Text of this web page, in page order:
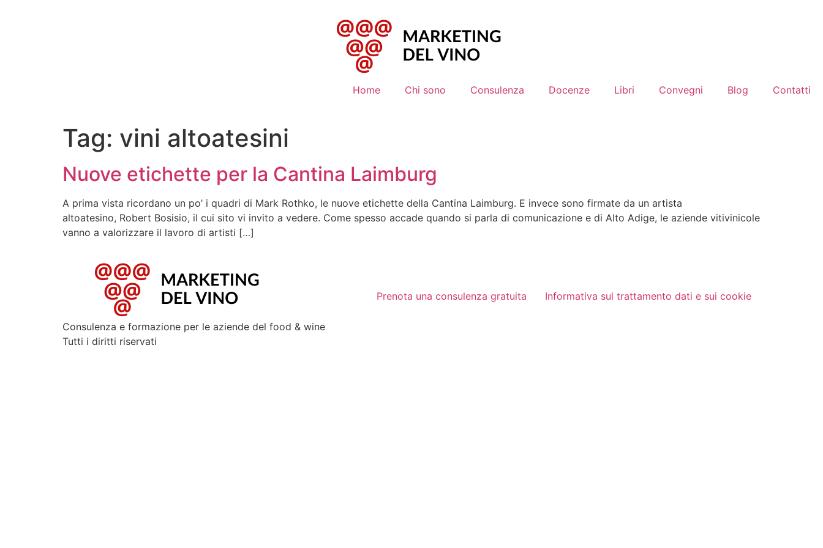
Home Chi sono Consulenza Docenze Libri Convegni Blog Contatti
Tag: vini altoatesini
Nuove etichette per la Cantina Laimburg
A prima vista ricordano un po’ i quadri di Mark Rothko, le nuove etichette della Cantina Laimburg. E invece sono firmate da un artista
altoatesino, Robert Bosisio, il cui sito vi invito a vedere. Come spesso accade quando si parla di comunicazione e di Alto Adige, le aziende vitivinicole
vanno a valorizzare il lavoro di artisti […]
Consulenza e formazione per le aziende del food & wine
Prenota una consulenza gratuita Informativa sul trattamento dati e sui cookie
Tutti i diritti riservati